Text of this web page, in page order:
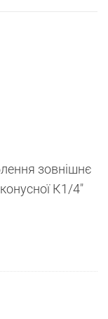
зовнішнє
К1/4″